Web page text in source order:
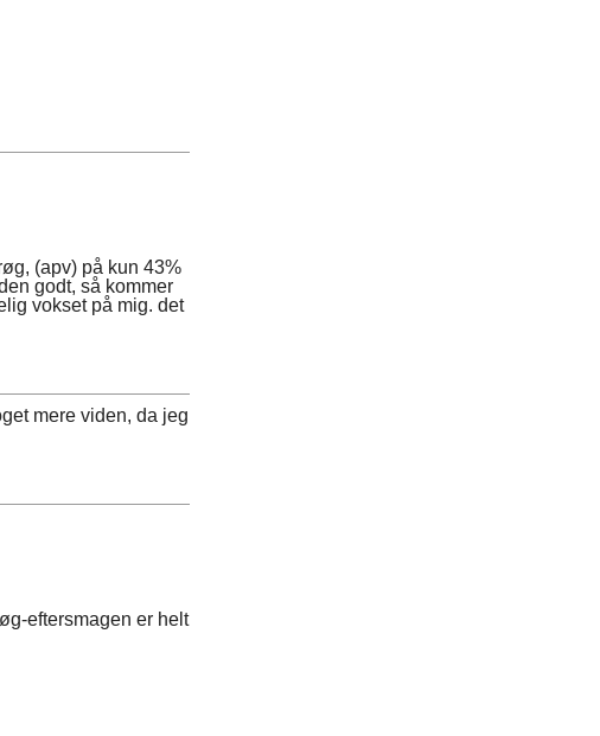
(apv) på kun 43%
godt, så kommer
vokset på mig. det
mere viden, da jeg
eftersmagen er helt